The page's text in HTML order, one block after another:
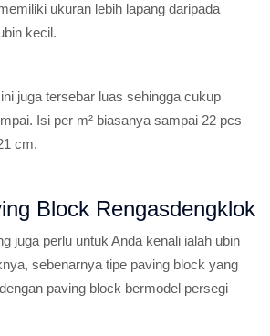
ukuran lebih lapang daripada
kecil.
juga tersebar luas sehingga cukup
Isi per m² biasanya sampai 22 pcs
cm.
Block Rengasdengklok
juga perlu untuk Anda kenali ialah ubin
sebenarnya tipe paving block yang
paving block bermodel persegi